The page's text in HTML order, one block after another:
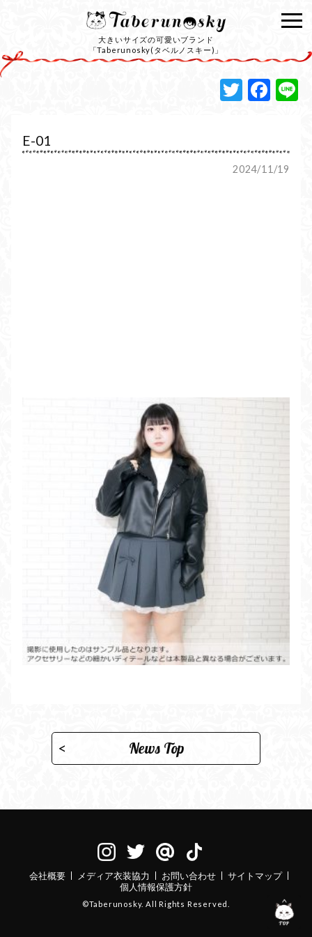
大きいサイズの可愛いブランド
「Taberunosky(タベルノスキー)」
E-01
2024/11/19
News Top
会社概要 メディア衣装協力 お問い合わせ
サイトマップ
個人情報保護方針
©Taberunosky. All Rights Reserved.